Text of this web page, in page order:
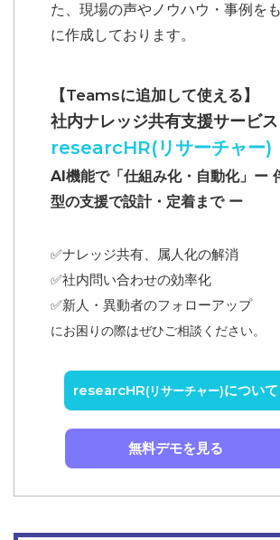
た、現場の声やノウハウ・事例を
に作成しております。
【Teamsに追加して使える】
社内ナレッジ共有支援サービス
researcHR(リサーチャー)
AI機能で「仕組み化・自動化」ー
型の支援で設計・定着まで ー
✅ナレッジ共有、属人化の解消
✅社内問い合わせの効率化
✅新人・異動者のフォローアップ
にお困りの際はぜひご相談ください。
researcHR(リサーチャー)について
無料デモを見る